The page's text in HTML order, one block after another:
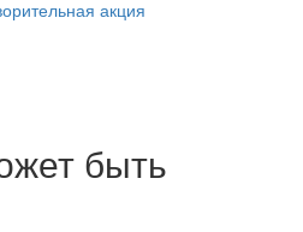
акция
быть